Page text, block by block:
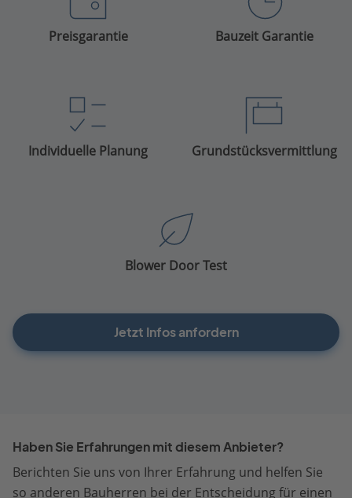
Preisgarantie Bauzeit Garantie
Individuelle Planung Grundstücksvermittlung
Blower Door Test
Jetzt Infos anfordern
Haben Sie Erfahrungen mit diesem Anbieter?
Berichten Sie uns von Ihrer Erfahrung und helfen Sie
so anderen Bauherren bei der Entscheidung für einen